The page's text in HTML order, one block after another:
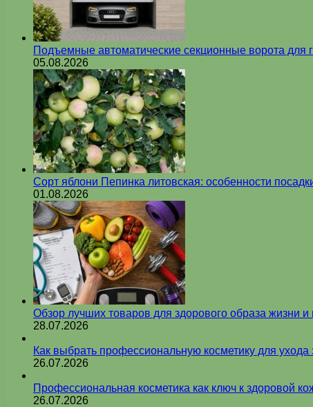
Подъемные автоматические секционные ворота для
05.08.2026
Сорт яблони Пепинка литовская: особенности
01.08.2026
Обзор лучших товаров для здорового образа жизни
28.07.2026
Как выбрать профессиональную косметику для ухода
26.07.2026
Профессиональная косметика как ключ к здоровой
26.07.2026